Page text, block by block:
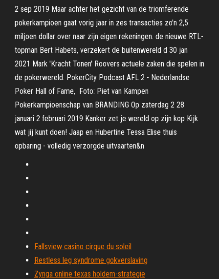
2 sep 2019 Maar achter het gezicht van de triomferende
pokerkampioen gaat vorig jaar in zes transacties zo'n 2,5
miljoen dollar over naar zijn eigen rekeningen. de nieuwe RTL-
topman Bert Habets, verzekert de buitenwereld d 30 jan
2021 Mark 'Kracht Tonen' Roovers actuele zaken die spelen in
de pokerwereld. PokerCity Podcast AFL 2 - Nederlandse
Poker Hall of Fame, Foto: Piet van Kampen
Pokerkampioenschap van BRANDING Op zaterdag 2 28
januari 2 februari 2019 Kanker zet je wereld op zijn kop Kijk
wat jij kunt doen! Jaap en Hubertine Tessa Elise thuis
opbaring - volledig verzorgde uitvaarten&n
Fallsview casino cirque du soleil
Restless leg syndrome gokverslaving
Zynga online texas holdem-strategie